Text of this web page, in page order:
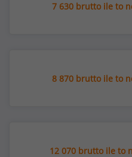
7 630 brutto ile to
8 870 brutto ile to
12 070 brutto ile to